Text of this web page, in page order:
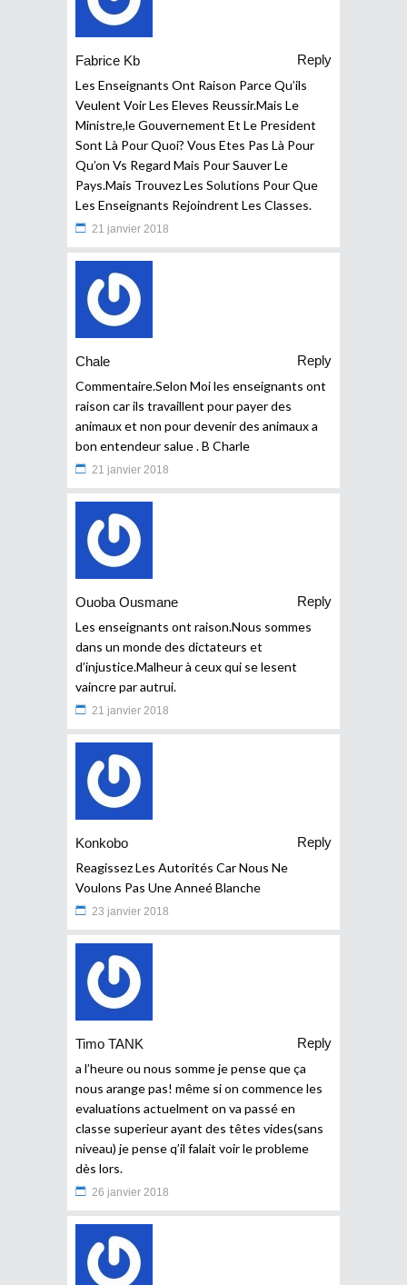
Fabrice Kb
Reply
Les Enseignants Ont Raison Parce Qu’ils
Veulent Voir Les Eleves Reussir.Mais Le
Ministre,le Gouvernement Et Le President
Sont Là Pour Quoi? Vous Etes Pas Là Pour
Qu’on Vs Regard Mais Pour Sauver Le
Pays.Mais Trouvez Les Solutions Pour Que
Les Enseignants Rejoindrent Les Classes.
21 janvier 2018
Chale
Reply
Commentaire.Selon Moi les enseignants ont
raison car ils travaillent pour payer des
animaux et non pour devenir des animaux a
bon entendeur salue . B Charle
21 janvier 2018
Ouoba Ousmane
Reply
Les enseignants ont raison.Nous sommes
dans un monde des dictateurs et
d’injustice.Malheur à ceux qui se lesent
vaincre par autrui.
21 janvier 2018
Konkobo
Reply
Reagissez Les Autorités Car Nous Ne
Voulons Pas Une Anneé Blanche
23 janvier 2018
Timo TANK
Reply
a l’heure ou nous somme je pense que ça
nous arange pas! même si on commence les
evaluations actuelment on va passé en
classe superieur ayant des têtes vides(sans
niveau) je pense q’il falait voir le probleme
dès lors.
26 janvier 2018